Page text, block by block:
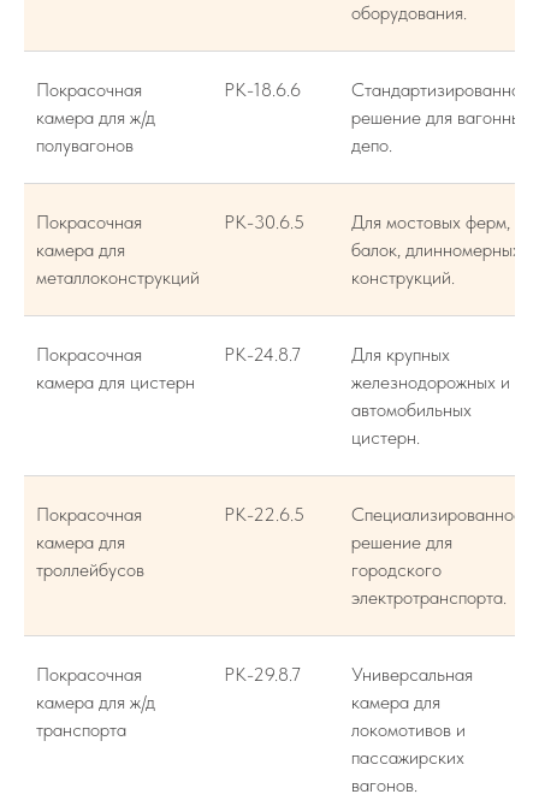
оборудования.
Покрасочная
камера для ж/д
полувагонов
РК-18.6.6
Стандартизированное
решение для вагонных
депо.
Покрасочная
камера для
металлоконструкций
РК-30.6.5
Для мостовых ферм,
балок, длинномерных
конструкций.
Покрасочная
камера для цистерн
РК-24.8.7
Для крупных
железнодорожных и
автомобильных
цистерн.
Покрасочная
камера для
троллейбусов
РК-22.6.5
Специализированное
решение для
городского
электротранспорта.
Покрасочная
камера для ж/д
транспорта
РК-29.8.7
Универсальная
камера для
локомотивов и
пассажирских
вагонов.